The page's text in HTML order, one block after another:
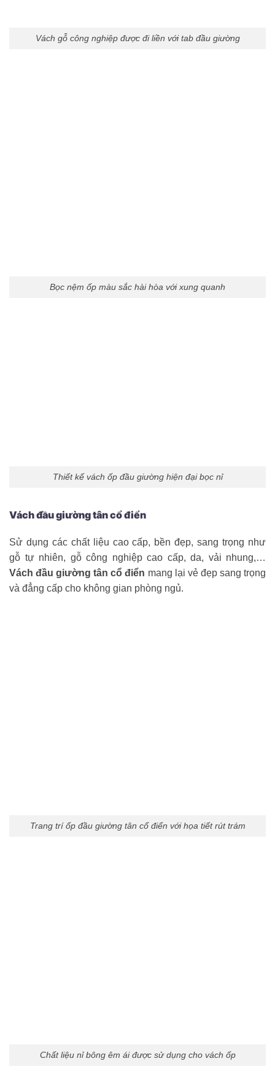
Vách gỗ công nghiệp được đi liền với tab đầu giường
Bọc nệm ốp màu sắc hài hòa với xung quanh
Thiết kế vách ốp đầu giường hiện đại bọc nỉ
Vách đầu giường tân cổ điển
Sử dụng các chất liệu cao cấp, bền đẹp, sang trọng như
gỗ tự nhiên, gỗ công nghiệp cao cấp, da, vải nhung,…
Vách đầu giường tân cổ điển mang lại vẻ đẹp sang trọng
và đẳng cấp cho không gian phòng ngủ.
Trang trí ốp đầu giường tân cổ điển với họa tiết rút trám
Chất liệu nỉ bông êm ái được sử dụng cho vách ốp